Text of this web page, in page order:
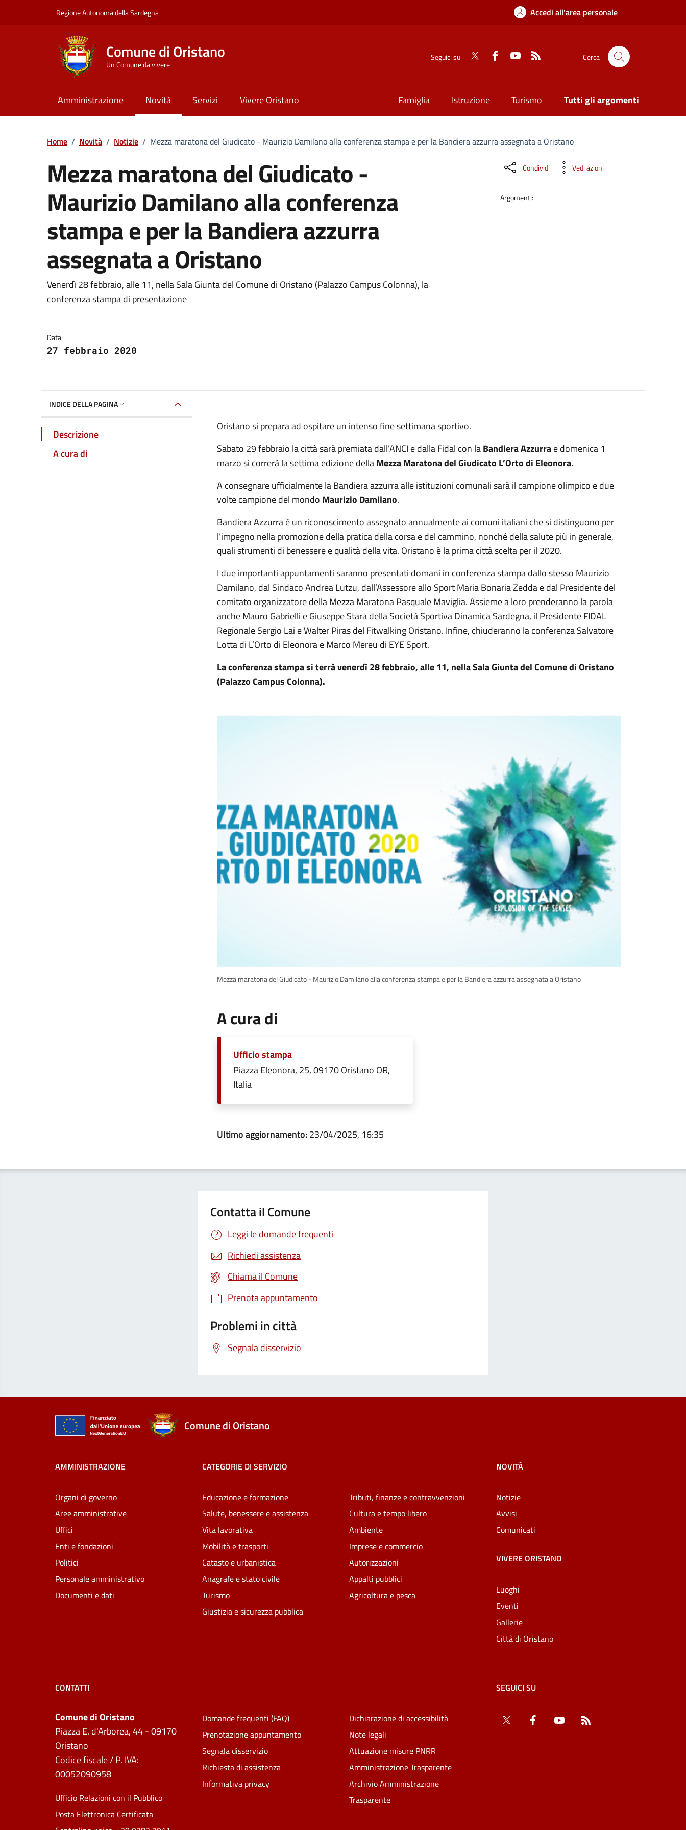
Regione Autonoma della Sardegna Accedi all'area personale
Comune di Oristano
Un Comune da vivere
Seguici su Cerca
Amministrazione Novità Servizi Vivere Oristano Famiglia Istruzione Turismo Tutti gli argomenti
Home / Novità / Notizie / Mezza maratona del Giudicato - Maurizio Damilano alla conferenza stampa e per la Bandiera azzurra assegnata a Oristano
Mezza maratona del Giudicato -
Maurizio Damilano alla conferenza
stampa e per la Bandiera azzurra
assegnata a Oristano
Dettagli della notizia
Venerdì 28 febbraio, alle 11, nella Sala Giunta del Comune di Oristano (Palazzo Campus Colonna), la
conferenza stampa di presentazione
Data:
27 febbraio 2020
Condividi Vedi azioni
Argomenti:
INDICE DELLA PAGINA
Descrizione
A cura di
Oristano si prepara ad ospitare un intenso fine settimana sportivo.
Sabato 29 febbraio la città sarà premiata dall’ANCI e dalla Fidal con laBandiera Azzurrae domenica 1
marzo si correrà la settima edizione dellaMezza Maratona del Giudicato L’Orto di Eleonora.
A consegnare ufficialmente la Bandiera azzurra alle istituzioni comunali sarà il campione olimpico e due
volte campione del mondo Maurizio Damilano.
Bandiera Azzurra è un riconoscimento assegnato annualmente ai comuni italiani che si distinguono per
l’impegno nella promozione della pratica della corsa e del cammino, nonché della salute più in generale,
quali strumenti di benessere e qualità della vita. Oristano è la prima città scelta per il 2020.
I due importanti appuntamenti saranno presentati domani in conferenza stampa dallo stesso Maurizio
Damilano, dal Sindaco Andrea Lutzu, dall’Assessore allo Sport Maria Bonaria Zedda e dal Presidente del
comitato organizzatore della Mezza Maratona Pasquale Maviglia. Assieme a loro prenderanno la parola
anche Mauro Gabrielli e Giuseppe Stara della Società Sportiva Dinamica Sardegna, il Presidente FIDAL
Regionale Sergio Lai e Walter Piras del Fitwalking Oristano. Infine, chiuderanno la conferenza Salvatore
Lotta di L’Orto di Eleonora e Marco Mereu di EYE Sport.
La conferenza stampa si terrà venerdì 28 febbraio, alle 11, nella Sala Giunta del Comune di Oristano
(Palazzo Campus Colonna).
Mezza maratona del Giudicato - Maurizio Damilano alla conferenza stampa e per la Bandiera azzurra assegnata a Oristano
A cura di
Ufficio stampa
Piazza Eleonora, 25, 09170 Oristano OR,
Italia
Ultimo aggiornamento:23/04/2025, 16:35
Contatta il Comune
Leggi le domande frequenti
Richiedi assistenza
Chiama il Comune
Prenota appuntamento
Problemi in città
Segnala disservizio
Comune di Oristano
AMMINISTRAZIONE
Organi di governo
Aree amministrative
Uffici
Enti e fondazioni
Politici
Personale amministrativo
Documenti e dati
CATEGORIE DI SERVIZIO
Educazione e formazione
Salute, benessere e assistenza
Vita lavorativa
Mobilità e trasporti
Catasto e urbanistica
Anagrafe e stato civile
Turismo
Giustizia e sicurezza pubblica
Tributi, finanze e contravvenzioni
Cultura e tempo libero
Ambiente
Imprese e commercio
Autorizzazioni
Appalti pubblici
Agricoltura e pesca
NOVITÀ
Notizie
Avvisi
Comunicati
VIVERE ORISTANO
Luoghi
Eventi
Gallerie
Città di Oristano
CONTATTI
Comune di Oristano
Piazza E. d'Arborea, 44 - 09170
Oristano
Codice fiscale / P. IVA:
00052090958
Ufficio Relazioni con il Pubblico
Posta Elettronica Certificata
Domande frequenti (FAQ)
Prenotazione appuntamento
Segnala disservizio
Richiesta di assistenza
Informativa privacy
Dichiarazione di accessibilità
Note legali
Attuazione misure PNRR
Amministrazione Trasparente
Archivio Amministrazione
Trasparente
SEGUICI SU
Twitter Facebook YouTube